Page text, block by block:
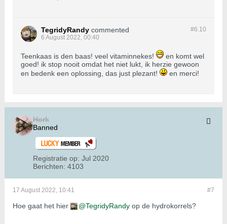
#6.10
TegridyRandy commented
6 August 2022, 00:40
Teenkaas is den baas! veel vitaminnekes!
en komt wel
goed! ik stop nooit omdat het niet lukt, ik herzie gewoon
en bedenk een oplossing, das just plezant!
en merci!
Hork
Banned
Registratie op: Jul 2020
Berichten: 4103
#7
17 August 2022, 10:41
Hoe gaat het hier TegridyRandy op de hydrokorrels?